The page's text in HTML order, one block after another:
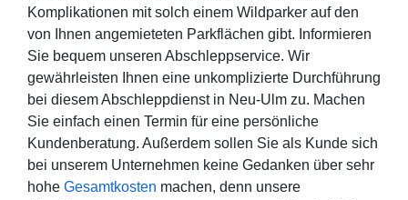
Komplikationen mit solch einem Wildparker auf den
von Ihnen angemieteten Parkflächen gibt. Informieren
Sie bequem unseren Abschleppservice. Wir
gewährleisten Ihnen eine unkomplizierte Durchführung
bei diesem Abschleppdienst in Neu-Ulm zu. Machen
Sie einfach einen Termin für eine persönliche
Kundenberatung. Außerdem sollen Sie als Kunde sich
bei unserem Unternehmen keine Gedanken über sehr
hohe Gesamtkosten machen, denn unsere